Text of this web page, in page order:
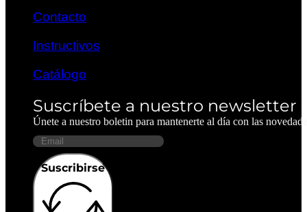
Contacto
Instructivos
Catálogo
Suscríbete a nuestro newsletter
Únete a nuestro boletin para mantenerte al día con las
Suscribirse